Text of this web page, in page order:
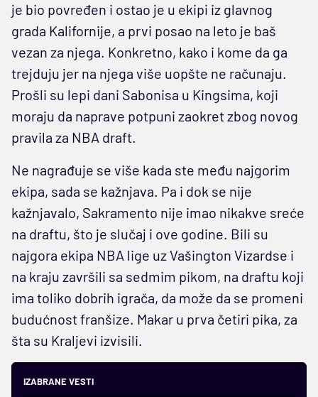
je bio povređen i ostao je u ekipi iz glavnog
grada Kalifornije, a prvi posao na leto je baš
vezan za njega. Konkretno, kako i kome da ga
trejduju jer na njega više uopšte ne računaju.
Prošli su lepi dani Sabonisa u Kingsima, koji
moraju da naprave potpuni zaokret zbog novog
pravila za NBA draft.
Ne nagrađuje se više kada ste među najgorim
ekipa, sada se kažnjava. Pa i dok se nije
kažnjavalo, Sakramento nije imao nikakve sreće
na draftu, što je slučaj i ove godine. Bili su
najgora ekipa NBA lige uz Vašington Vizardse i
na kraju završili sa sedmim pikom, na draftu koji
ima toliko dobrih igrača, da može da se promeni
budućnost franšize. Makar u prva četiri pika, za
šta su Kraljevi izvisili.
IZABRANE VESTI